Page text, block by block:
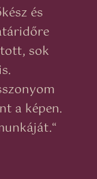
és
sok
a képen.
“